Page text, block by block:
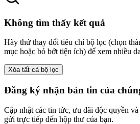
Không tìm thấy kết quả
Hãy thử thay đổi tiêu chí bộ lọc (chọn
mục hoặc bỏ bớt tiện ích) để xem nhiều
Xóa tất cả bộ lọc
Đăng ký nhận bản tin của
Cập nhật các tin tức, ưu đãi độc quyền
gửi trực tiếp đến hộp thư của bạn.